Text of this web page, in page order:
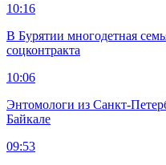
10:16
В Бурятии многодетная
соцконтракта
10:06
Энтомологи из Санкт-
Байкале
09:53